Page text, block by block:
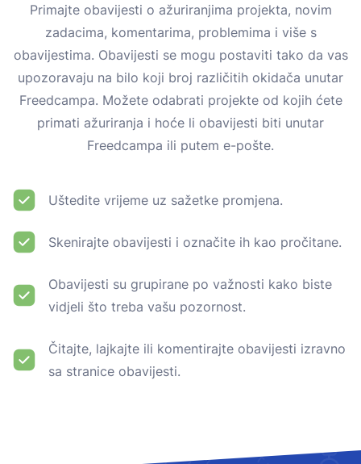
Primajte obavijesti o ažuriranjima projekta, novim
zadacima, komentarima, problemima i više s
obavijestima. Obavijesti se mogu postaviti tako da vas
upozoravaju na bilo koji broj različitih okidača unutar
Freedcampa. Možete odabrati projekte od kojih ćete
primati ažuriranja i hoće li obavijesti biti unutar
Freedcampa ili putem e-pošte.
Uštedite vrijeme uz sažetke promjena.
Skenirajte obavijesti i označite ih kao pročitane.
Obavijesti su grupirane po važnosti kako biste
vidjeli što treba vašu pozornost.
Čitajte, lajkajte ili komentirajte obavijesti izravno
sa stranice obavijesti.